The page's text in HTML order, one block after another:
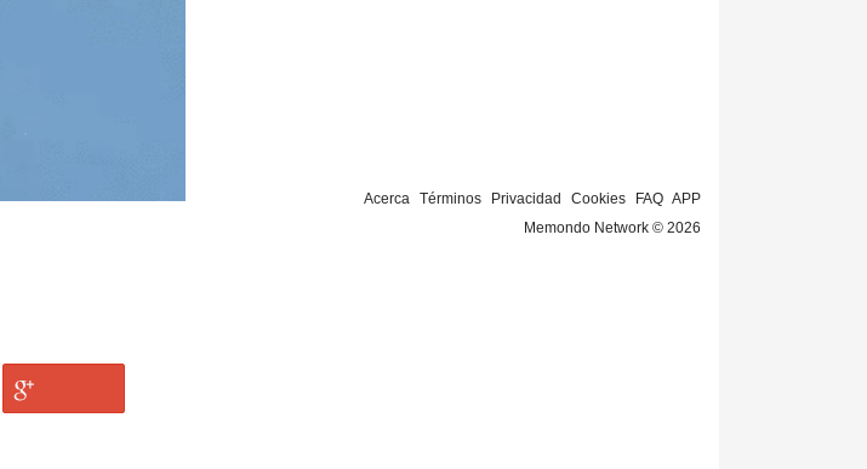
Acerca Términos Privacidad Cookies FAQ APP
Memondo Network © 2026